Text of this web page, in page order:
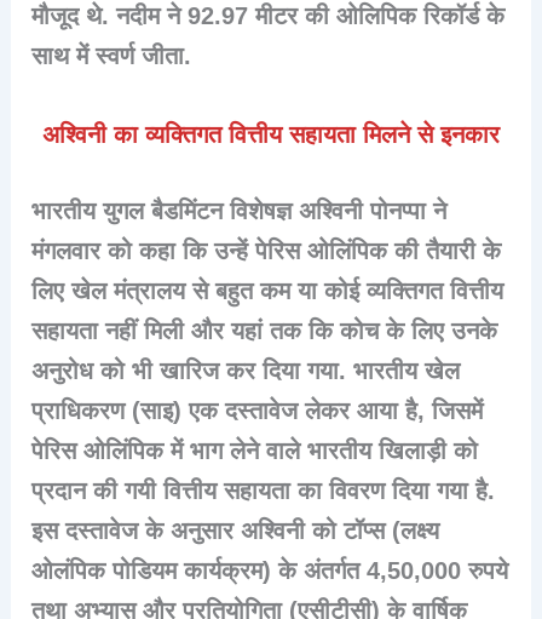
मौजूद थे. नदीम ने 92.97 मीटर की ओलिपिक रिकॉर्ड के
साथ में स्वर्ण जीता.
अश्विनी का व्यक्तिगत वित्तीय सहायता मिलने से इनकार
भारतीय युगल बैडमिंटन विशेषज्ञ अश्विनी पोनप्पा ने
मंगलवार को कहा कि उन्हें पेरिस ओलिंपिक की तैयारी के
लिए खेल मंत्रालय से बहुत कम या कोई व्यक्तिगत वित्तीय
सहायता नहीं मिली और यहां तक कि कोच के लिए उनके
अनुरोध को भी खारिज कर दिया गया. भारतीय खेल
प्राधिकरण (साइ) एक दस्तावेज लेकर आया है, जिसमें
पेरिस ओलिंपिक में भाग लेने वाले भारतीय खिलाड़ी को
प्रदान की गयी वित्तीय सहायता का विवरण दिया गया है.
इस दस्तावेज के अनुसार अश्विनी को टॉप्स (लक्ष्य
ओलंपिक पोडियम कार्यक्रम) के अंतर्गत 4,50,000 रुपये
तथा अभ्यास और प्रतियोगिता (एसीटीसी) के वार्षिक